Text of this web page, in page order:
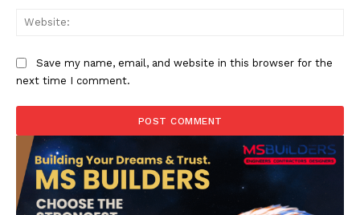
Save my name, email, and website in this browser for the
next time I comment.